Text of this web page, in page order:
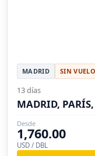
MADRID SIN VUELO
13 días
MADRID,
Desde
1,760.00
USD / DBL